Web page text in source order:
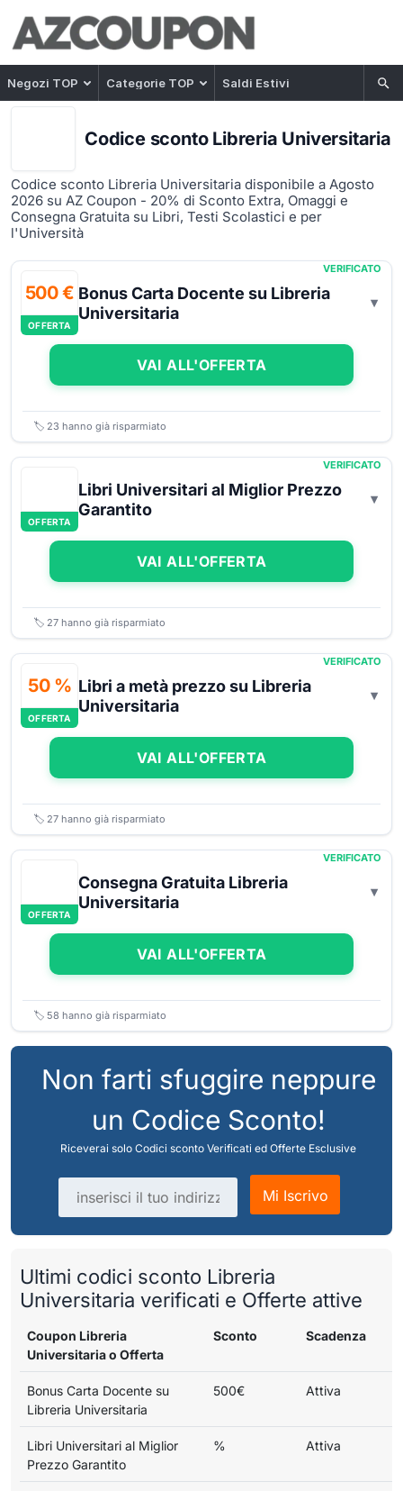
Negozi TOP Categorie TOP Saldi Estivi
Codice sconto Libreria Universitaria
Codice sconto Libreria Universitaria disponibile a Agosto
2026 su AZ Coupon - 20% di Sconto Extra, Omaggi e
Consegna Gratuita su Libri, Testi Scolastici e per
l'Università
500 €
OFFERTA
VERIFICATO
Bonus Carta Docente su Libreria
Universitaria
VAI ALL'OFFERTA
🏷️ 23 hanno già risparmiato
OFFERTA
VERIFICATO
Libri Universitari al Miglior Prezzo
Garantito
VAI ALL'OFFERTA
🏷️ 27 hanno già risparmiato
50 %
OFFERTA
VERIFICATO
Libri a metà prezzo su Libreria
Universitaria
VAI ALL'OFFERTA
🏷️ 27 hanno già risparmiato
OFFERTA
VERIFICATO
Consegna Gratuita Libreria
Universitaria
VAI ALL'OFFERTA
🏷️ 58 hanno già risparmiato
Non farti sfuggire neppure
un Codice Sconto!
Riceverai solo Codici sconto Verificati ed Offerte Esclusive
Indirizzo email
Mi Iscrivo
Ultimi codici sconto Libreria
Universitaria verificati e Offerte attive
Coupon Libreria
Universitaria o Offerta
Sconto Scadenza
Bonus Carta Docente su
Libreria Universitaria
500€ Attiva
Libri Universitari al Miglior
Prezzo Garantito
% Attiva